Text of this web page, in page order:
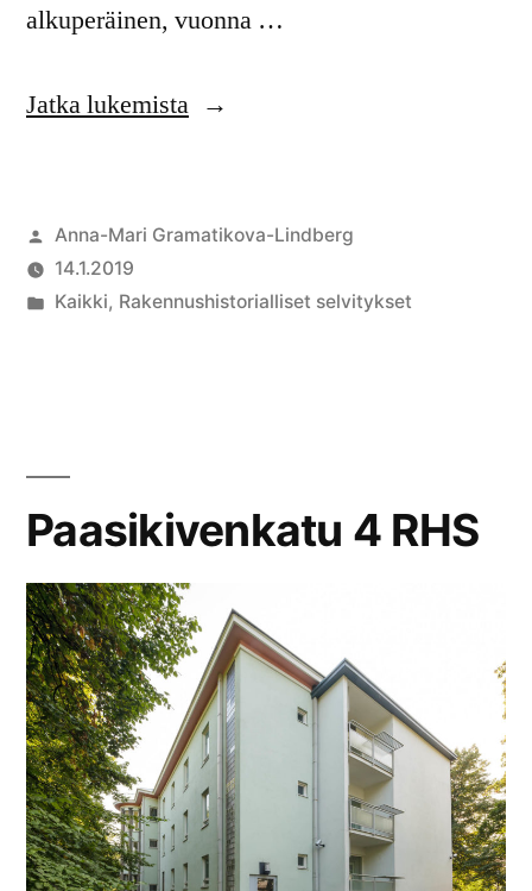
alkuperäinen, vuonna …
Jatka lukemista
Anna-Mari Gramatikova-Lindberg
14.1.2019
Kaikki, Rakennushistorialliset selvitykset
Paasikivenkatu 4 RHS